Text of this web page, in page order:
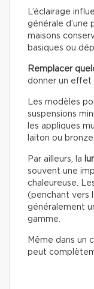
L’éclairage
générale d’une
maisons
basiques ou
Remplacer
donner un effet
Les modèles
suspensions
les appliques
laiton ou bronze.
Par ailleurs, la
souvent une
chaleureuse.
(penchant vers
généralement
gamme.
Même dans un
peut